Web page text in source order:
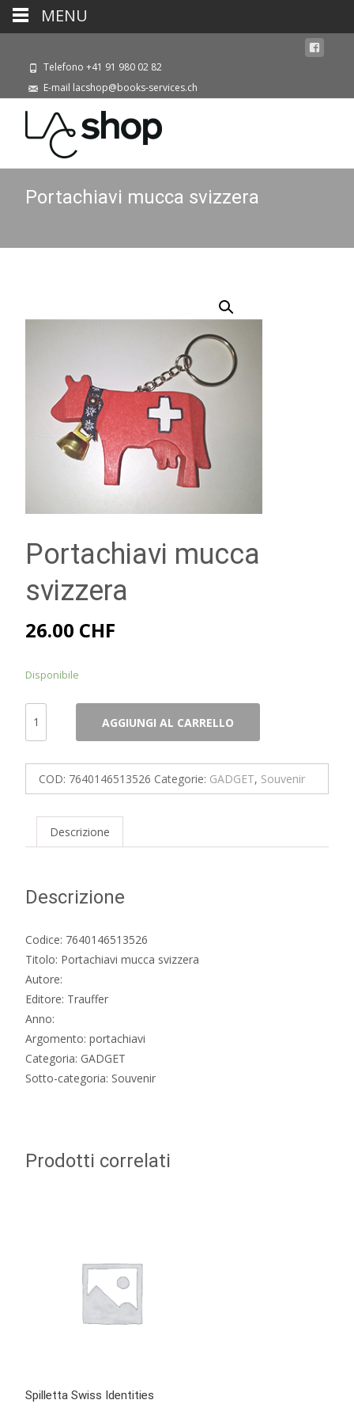
Telefono +41 91 980 02 82
E-mail lacshop@books-services.ch
Portachiavi mucca svizzera
Portachiavi mucca
svizzera
26.00 CHF
Disponibile
quantità
AGGIUNGI AL CARRELLO
COD: 7640146513526 Categorie: GADGET, Souvenir
Descrizione
Descrizione
Codice: 7640146513526
Titolo: Portachiavi mucca svizzera
Autore:
Editore: Trauffer
Anno:
Argomento: portachiavi
Categoria: GADGET
Sotto-categoria: Souvenir
Prodotti correlati
Spilletta Swiss Identities
MENU